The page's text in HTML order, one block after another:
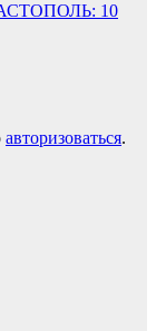
10
авторизоваться.